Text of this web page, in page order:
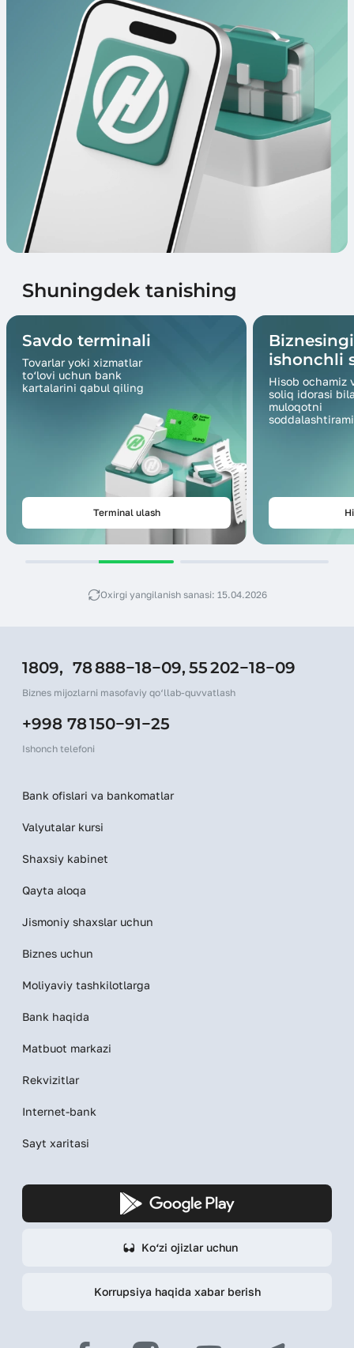
Shuningdek tanishing
Savdo terminali
Tovarlar yoki xizmatlar
to‘lovi uchun bank
kartalarini qabul qiling
Terminal ulash
ishonchli
Hisob ochamiz
soliq idorasi
muloqotni
Oxirgi yangilanish sanasi: 15.04.2026
1809, 78 888−18−09, 55 202−18−09
Biznes mijozlarni masofaviy qo‘llab-quvvatlash
+998 78 150−91−25
Ishonch telefoni
Bank ofislari va bankomatlar
Valyutalar kursi
Shaxsiy kabinet
Qayta aloqa
Jismoniy shaxslar uchun
Biznes uchun
Moliyaviy tashkilotlarga
Bank haqida
Matbuot markazi
Rekvizitlar
Internet-bank
Sayt xaritasi
Ko‘zi ojizlar uchun
Korrupsiya haqida xabar berish